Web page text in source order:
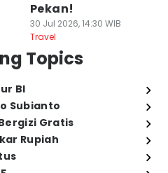
Pekan!
30 Jul 2026, 14:30 WIB
Travel
Topics
BI
Subianto
Gratis
Rupiah